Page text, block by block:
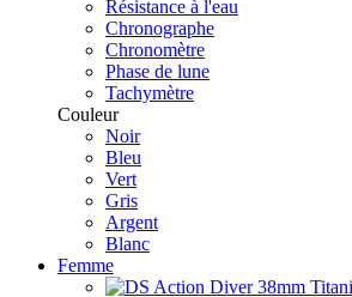
Résistance à l'eau
Chronographe
Chronomètre
Phase de lune
Tachymètre
Couleur
Noir
Bleu
Vert
Gris
Argent
Blanc
Femme